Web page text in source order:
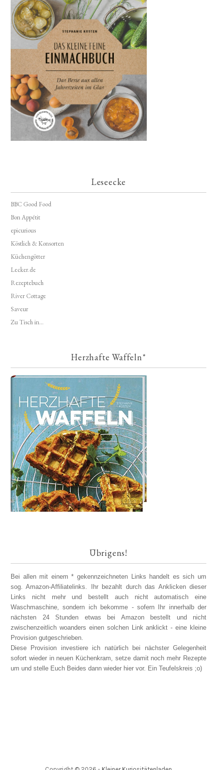
Leseecke
BBC Good Food
Bon Appétit
epicurious
Köstlich & Konsorten
Küchengötter
Lecker.de
Rezeptebuch
River Cottage
Saveur
Zu Tisch in...
Herzhafte Waffeln*
Übrigens!
Bei allen mit einem * gekennzeichneten Links handelt es sich um
sog. Amazon-Affiliatelinks. Ihr bezahlt durch das Anklicken dieser
Links nicht mehr und bestellt auch nicht automatisch eine
Waschmaschine, sondern ich bekomme - sofern Ihr innerhalb der
nächsten 24 Stunden etwas bei Amazon bestellt und nicht
zwischenzeitlich woanders einen solchen Link anklickt - eine kleine
Provision gutgeschrieben.
Diese Provision investiere ich natürlich bei nächster Gelegenheit
sofort wieder in neuen Küchenkram, setze damit noch mehr Rezepte
um und stelle Euch Beides dann wieder hier vor. Ein Teufelskreis ;o)